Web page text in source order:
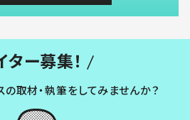
ター募集！
の取材・執筆をしてみませんか？